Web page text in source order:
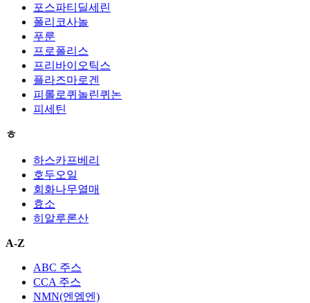
포스파티딜세린
폴리코사놀
푸룬
프로폴리스
프리바이오틱스
플라즈마로겐
피롤로퀴놀린퀴논
피세틴
ㅎ
하스카프베리
호두오일
회화나무열매
효소
히알루론산
A-Z
ABC 주스
CCA 주스
NMN(엔엠엔)